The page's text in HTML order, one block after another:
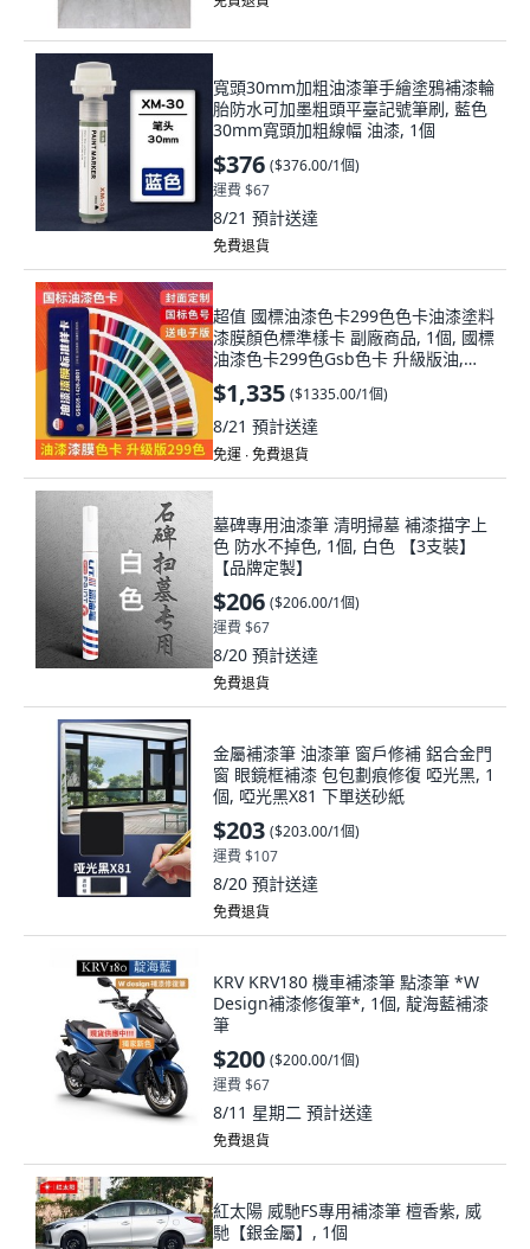
寬頭30mm加粗油漆筆手繪塗鴉補漆輪
胎防水可加墨粗頭平臺記號筆刷, 藍色
30mm寬頭加粗線幅 油漆, 1個
$376 ($376.00/1個)
運費 $67
8/21 預計送達
免費退貨
超值 國標油漆色卡299色色卡油漆塗料
漆膜顏色標準樣卡 副廠商品, 1個, 國標
油漆色卡299色Gsb色卡 升級版油,
N/A
$1,335 ($1335.00/1個)
8/21 預計送達
免運 ∙ 免費退貨
墓碑專用油漆筆 清明掃墓 補漆描字上
色 防水不掉色, 1個, 白色 【3支裝】
【品牌定製】
$206 ($206.00/1個)
運費 $67
8/20 預計送達
免費退貨
金屬補漆筆 油漆筆 窗戶修補 鋁合金門
窗 眼鏡框補漆 包包劃痕修復 啞光黑, 1
個, 啞光黑X81 下單送砂紙
$203 ($203.00/1個)
運費 $107
8/20 預計送達
免費退貨
KRV KRV180 機車補漆筆 點漆筆 *W
Design補漆修復筆*, 1個, 靛海藍補漆
筆
$200 ($200.00/1個)
運費 $67
8/11 星期二 預計送達
免費退貨
紅太陽 威馳FS專用補漆筆 檀香紫, 威
馳【銀金屬】, 1個